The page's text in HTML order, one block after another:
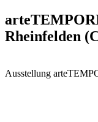
Rheinfelden
Ausstellung